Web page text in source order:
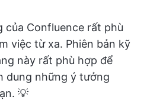
của Confluence rất phù
việc từ xa. Phiên bản kỹ
này rất phù hợp để
dung những ý tưởng
💡